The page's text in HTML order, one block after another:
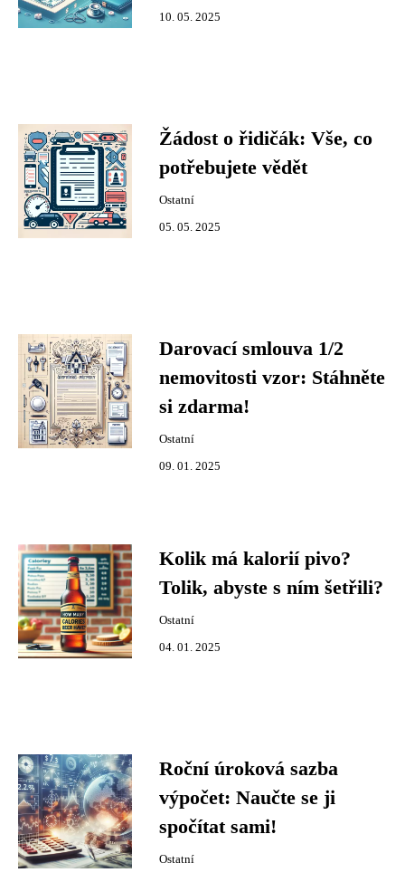
10. 05. 2025
Žádost o řidičák: Vše, co
potřebujete vědět
Ostatní
05. 05. 2025
Darovací smlouva 1/2
nemovitosti vzor: Stáhněte
si zdarma!
Ostatní
09. 01. 2025
Kolik má kalorií pivo?
Tolik, abyste s ním šetřili?
Ostatní
04. 01. 2025
Roční úroková sazba
výpočet: Naučte se ji
spočítat sami!
Ostatní